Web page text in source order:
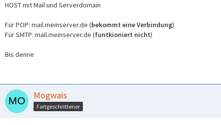
HOST mit Mail und Serverdomain
Für POP: mail.meinserver.de (bekommt eine Verbindung)
Für SMTP: mail.meinserver.de (funtkioniert nicht)
Bis denne
Mogwais
Fortgeschrittener